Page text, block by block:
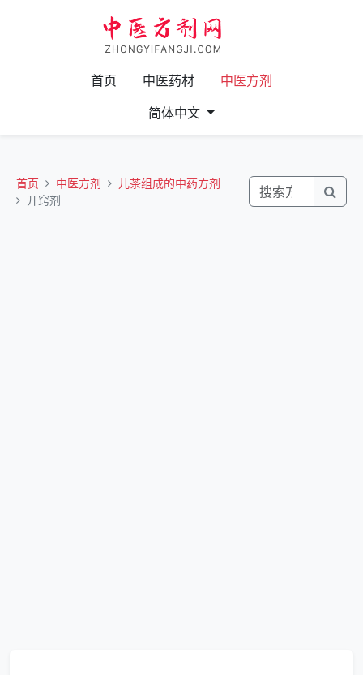
首页 中医药材
中医方剂
简体中文
首页 中医方剂
儿茶组成的中药方剂
开窍剂